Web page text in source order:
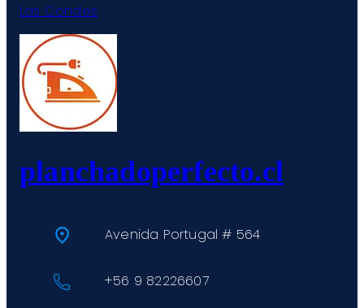
Las Condes
planchadoperfecto.cl
Avenida Portugal # 564
+56 9 82226607